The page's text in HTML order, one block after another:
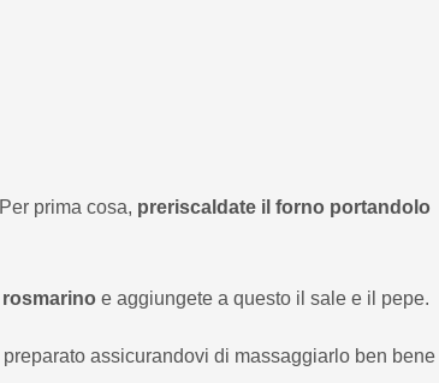
prima cosa, preriscaldate il forno portandolo
rosmarino e aggiungete a questo il sale e il pepe.
assicurandovi di massaggiarlo ben bene